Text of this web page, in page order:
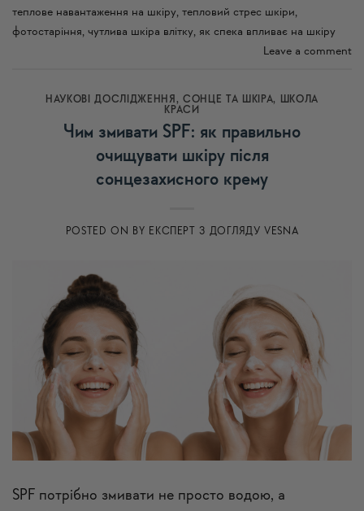
теплове навантаження на шкіру, тепловий стрес шкіри,
фотостаріння, чутлива шкіра влітку, як спека впливає на шкіру
Leave a comment
НАУКОВІ ДОСЛІДЖЕННЯ , СОНЦЕ ТА ШКІРА,
ШКОЛА
КРАСИ
Чим змивати SPF: як правильно
очищувати шкіру після
сонцезахисного крему
POSTED ON BY ЕКСПЕРТ З ДОГЛЯДУ VESNA
SPF потрібно змивати не просто водою, а